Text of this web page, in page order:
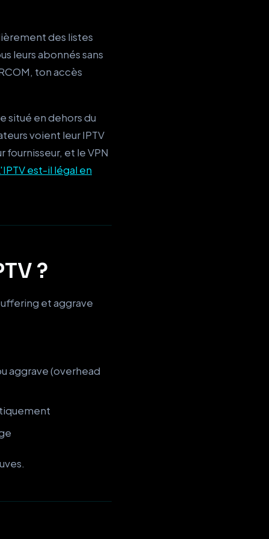
des listes
leurs abonnés sans
ton accès
situé en dehors du
voient leur IPTV
fournisseur, et le VPN
est-il légal en
?
et aggrave
aggrave (overhead